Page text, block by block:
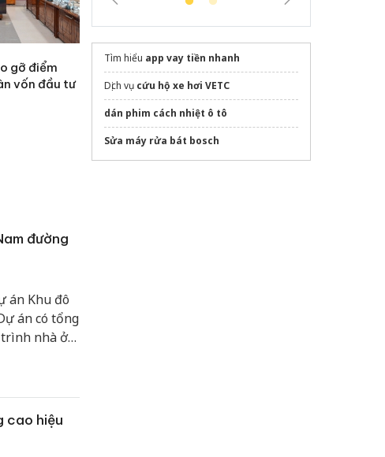
gỡ điểm
vốn đầu tư
đường
án Khu đô
án có tổng
trình nhà ở
cao hiệu
Tìm hiểu app vay tiền nhanh
Dịch vụ cứu hộ xe hơi VETC
dán phim cách nhiệt ô tô
Sửa máy rửa bát bosch